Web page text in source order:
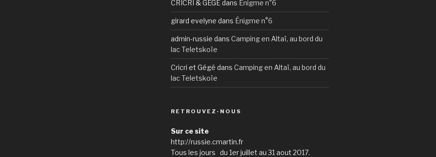
CRICRI & GEGEdans Énigme n°6
girard evelyne dans Énigme n°6
admin-russie dans Camping en Altaï, au bord du
lac Teletskoïe
Cricri et Gégé dans Camping en Altaï, au bord du
lac Teletskoïe
RETROUVEZ-NOUS
Sur ce site
http://russie.cmartin.fr
Tous les jours du 1er juillet au 31 aout 2017.